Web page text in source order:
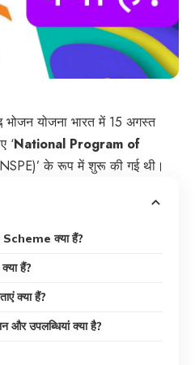
भोजन योजना भारत में 15 अगस्त
‘National Program of
के रूप में शुरू की गई थी।
क्या हैं?
हैं?
क्या हैं?
और उपलब्धियां क्या है?